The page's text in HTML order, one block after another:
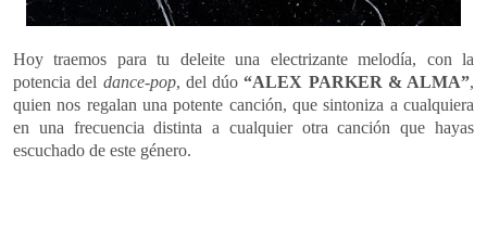
Hoy traemos para tu deleite una electrizante melodía, con la
potencia del dance-pop, del dúo“ALEX PARKER & ALMA”,
quien nos regalan una potente canción, que sintoniza a cualquiera
en una frecuencia distinta a cualquier otra canción que hayas
escuchado de este género.